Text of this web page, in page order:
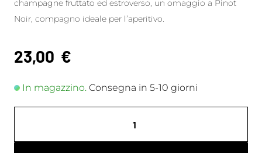
champagne fruttato ed estroverso, un omaggio a Pinot
Noir, compagno ideale per l’aperitivo.
23,00 €
In magazzino. Consegna in 5-10 giorni